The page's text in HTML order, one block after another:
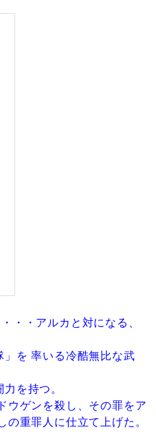
・・アルカと対になる、
を 率いる冷酷無比な武
を持つ。
ウゲンを殺し、その罪をア
の重罪人に仕立て上げた。